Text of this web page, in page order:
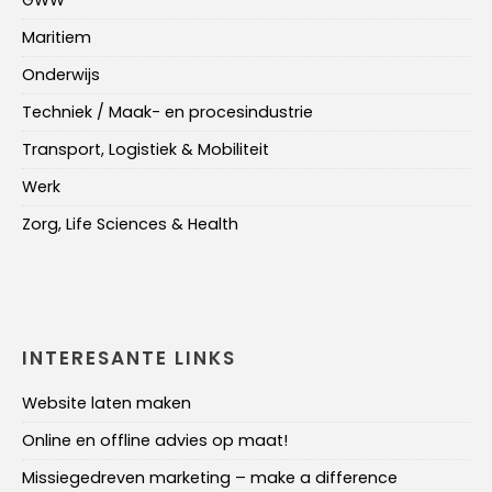
Maritiem
Onderwijs
Techniek / Maak- en procesindustrie
Transport, Logistiek & Mobiliteit
Werk
Zorg, Life Sciences & Health
INTERESANTE LINKS
Website laten maken
Online en offline advies op maat!
Missiegedreven marketing – make a difference